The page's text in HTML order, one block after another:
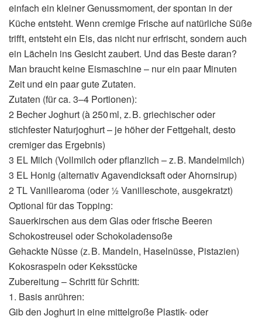
einfach ein kleiner Genussmoment, der spontan in der
Küche entsteht. Wenn cremige Frische auf natürliche Süße
trifft, entsteht ein Eis, das nicht nur erfrischt, sondern auch
ein Lächeln ins Gesicht zaubert. Und das Beste daran?
Man braucht keine Eismaschine – nur ein paar Minuten
Zeit und ein paar gute Zutaten.
Zutaten (für ca. 3–4 Portionen):
2 Becher Joghurt (à 250 ml, z. B. griechischer oder
stichfester Naturjoghurt – je höher der Fettgehalt, desto
cremiger das Ergebnis)
3 EL Milch (Vollmilch oder pflanzlich – z. B. Mandelmilch)
3 EL Honig (alternativ Agavendicksaft oder Ahornsirup)
2 TL Vanillearoma (oder ½ Vanilleschote, ausgekratzt)
Optional für das Topping:
Sauerkirschen aus dem Glas oder frische Beeren
Schokostreusel oder Schokoladensoße
Gehackte Nüsse (z. B. Mandeln, Haselnüsse, Pistazien)
Kokosraspeln oder Keksstücke
Zubereitung – Schritt für Schritt:
1. Basis anrühren:
Gib den Joghurt in eine mittelgroße Plastik- oder